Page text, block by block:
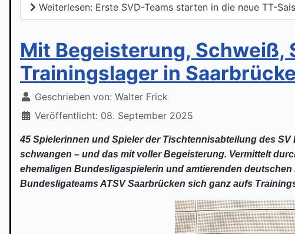
Weiterlesen: Erste SVD-Teams starten in die neue TT-
Mit Begeisterung, Schweiß,
Trainingslager in
Geschrieben von: Walter Frick
Veröffentlicht: 08. September 2025
45 Spielerinnen und Spieler der Tischtennisabteilung des
schwangen – und das mit voller Begeisterung. Vermittelt
ehemaligen Bundesligaspielerin und amtierenden
Bundesligateams ATSV Saarbrücken sich ganz aufs